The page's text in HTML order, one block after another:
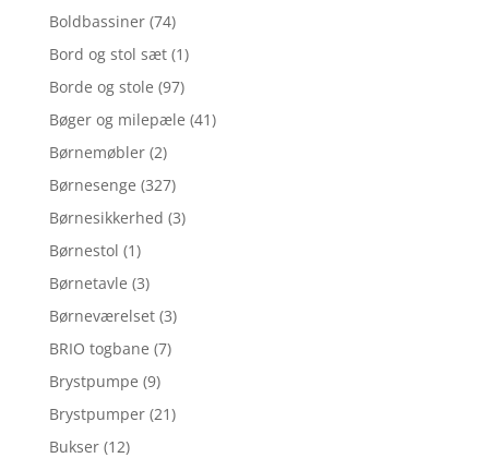
Boldbassiner (74)
Bord og stol sæt (1)
Borde og stole (97)
Bøger og milepæle (41)
Børnemøbler (2)
Børnesenge (327)
Børnesikkerhed (3)
Børnestol (1)
Børnetavle (3)
Børneværelset (3)
BRIO togbane (7)
Brystpumpe (9)
Brystpumper (21)
Bukser (12)